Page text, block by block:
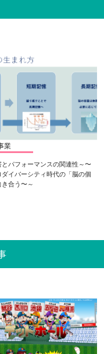
業
パフォーマンスの関連性～〜
ダイバーシティ時代の「脳の個
合う〜～